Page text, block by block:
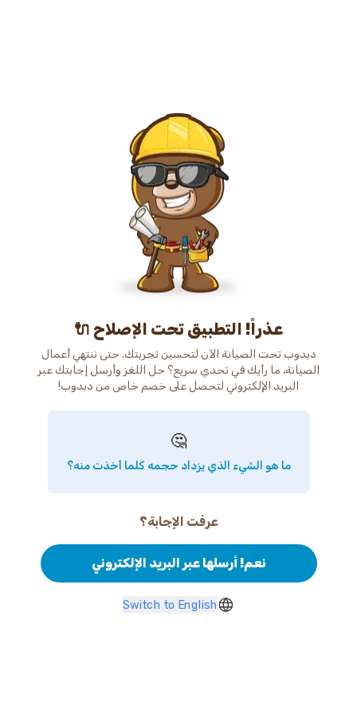
عذراً! التطبيق تحت الإصلاح 🔌
دبدوب تحت الصيانة الآن لتحسين تجربتك. حتى ننتهي أعمال
الصيانة، ما رأيك في تحدي سريع؟ حل اللغز وأرسل إجابتك عبر
البريد الإلكتروني لتحصل على خصم خاص من دبدوب!
🤔
ما هو الشيء الذي يزداد حجمه كلما أخذت منه؟
عرفت الإجابة؟
نعم! أرسلها عبر البريد الإلكتروني
Switch to English